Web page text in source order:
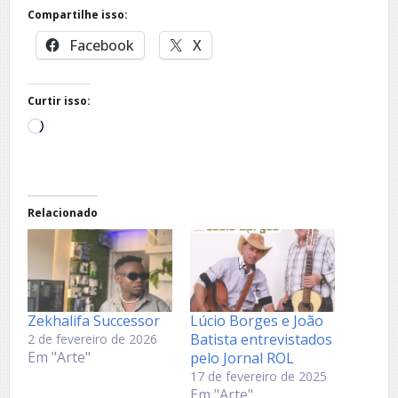
Compartilhe isso:
Facebook X
Curtir isso:
Carregando...
Relacionado
Zekhalifa Successor
2 de fevereiro de 2026
Em "Arte"
Lúcio Borges e João
Batista entrevistados
pelo Jornal ROL
17 de fevereiro de 2025